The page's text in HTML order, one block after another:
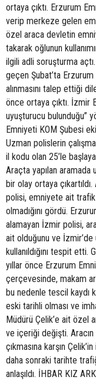
ortaya çıktı. Erzurum
verip merkeze gelen
özel araca devletin
takarak oğlunun
ilgili adli soruşturma
geçen Şubat’ta
alınmasını talep ettiği
önce ortaya çıktı. İzmir
uyuşturucu bulunduğu”
Emniyeti KOM Şubesi
Uzman polislerin
il kodu olan 25’le
Araçta yapılan aramada
bir olay ortaya
polisi, emniyete ait trafik
olmadığını gördü.
alamayan İzmir polisi,
ait olduğunu ve
kullanıldığını tespit etti.
yıllar önce Erzurum
çerçevesinde, makam
bu nedenle tescil kaydı
eski tarihli olması ve
Müdürü Çelik’e ait özel
ve içeriği değişti. Aracın
çıkmasına karşın
daha sonraki tarihte
anlaşıldı. İHBAR KIZ